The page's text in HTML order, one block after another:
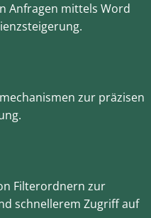
Anfragen mittels Word
zur präzisen
Filterordnern zur
schnellerem Zugriff auf